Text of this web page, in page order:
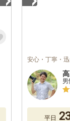
安心・丁寧・
平日